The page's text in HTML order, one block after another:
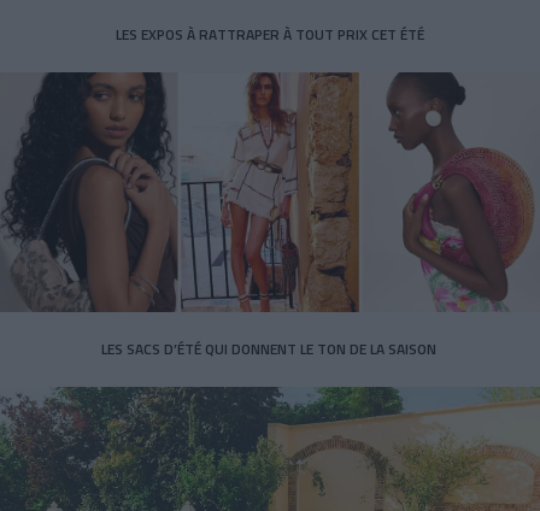
LES EXPOS À RATTRAPER À TOUT PRIX CET ÉTÉ
LES SACS D’ÉTÉ QUI DONNENT LE TON DE LA SAISON